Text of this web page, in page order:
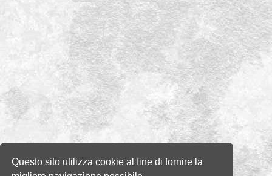
Questo sito utilizza cookie al fine di fornire la